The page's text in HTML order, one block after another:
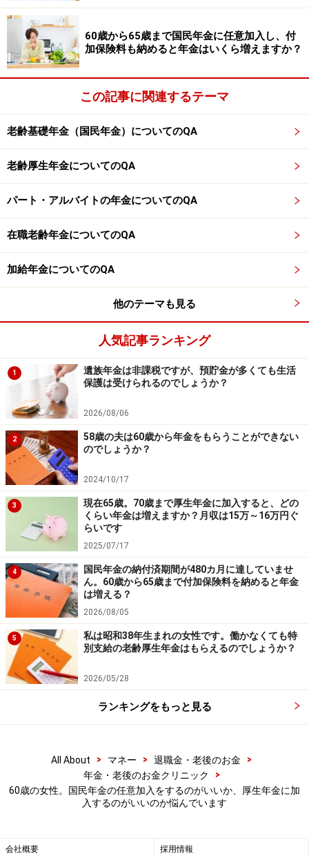
取れることになります。
老齢厚生年金は、収入金額が多いほど、加入期間が長く
なるほど、65歳以降にもらえる金額が多くなりますの
で、国民年金の任意加入制度を利用するよりも、厚生年
金に加入して働いたほうが将来もらえる年金は多くなる
でしょう。
注意点としては、60歳以降、厚生年金に加入して、特別
支給の老齢厚生年金や老齢厚生年金をもらう場合、老齢
厚生年金の報酬比例部分の月額と、給与収入など（総報
を超えると、在職老齢年金制度が適用され、特別支給の
老齢厚生年金や老齢厚生年金の全額もしくは一部が支給
※年金プチ相談コーナーに取り上げてほしい質問がある
応募するか、コメント欄への書き込みを
お願いします。
監修・文／深川 弘恵（ファイナンシャルプランナー）
※記事内容は執筆時点のものです。最新の内容をご確認くださ
い。
本記事の内容は一般的な情報提供を目的としており、特定の金融
商品や投資行動を推奨するものではありません。
投資や資産運用に関する最終的なご判断はご自身の責任において
行ってください。
掲載情報の正確性・完全性については十分に配慮しております
が、その内容を保証するものではなく、これに基づく損失・損害
などについて当社は一切の責任を負いません。
最新の情報や詳細については、必ず各金融機関やサービス提供者
の公式情報をご確認ください。
【編集部からのお知らせ】
・「家計」について、アンケート（2026/8/31まで）
中です！
※抽選で20名にAmazonギフト券1000円分プレゼント
※謝礼付きの限定アンケートやモニター企画に参加が可能に
なります
60歳から65歳まで国民年金に任意加入し、付
加保険料も納めると年金はいくら増えますか？
この記事に関連するテーマ
老齢基礎年金（国民年金）についてのQA
老齢厚生年金についてのQA
パート・アルバイトの年金についてのQA
在職老齢年金についてのQA
加給年金についてのQA
他のテーマも見る
人気記事ランキング
1
遺族年金は非課税ですが、預貯金が多くても生活
保護は受けられるのでしょうか？
2026/08/06
2
58歳の夫は60歳から年金をもらうことができない
のでしょうか？
2024/10/17
3
現在65歳。70歳まで厚生年金に加入すると、どの
くらい年金は増えますか？月収は15万～16万円ぐ
らいです
2025/07/17
4
国民年金の納付済期間が480カ月に達していませ
ん。60歳から65歳まで付加保険料を納めると年金
は増える？
2026/08/05
5
私は昭和38年生まれの女性です。働かなくても特
別支給の老齢厚生年金はもらえるのでしょうか？
2026/05/28
ランキングをもっと見る
All About > マネー > 退職金・老後のお金
>
年金・老後のお金クリニック
>
60歳の女性。国民年金の任意加入をするのがいいか、厚生年金に加
入するのがいいのか悩んでいます
会社概要 採用情報